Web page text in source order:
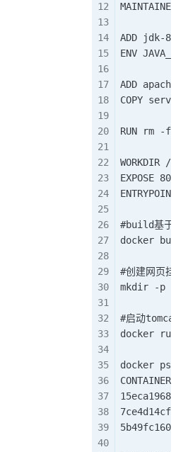
MAINTAINER
ADD jdk-
ENV
ADD
COPY
RUN rm -f /
WORKDIR /
EXPOSE
#build基于
docker
#创建网页挂载
mkdir -p /
#启动tomcat
docker run
docker ps -a